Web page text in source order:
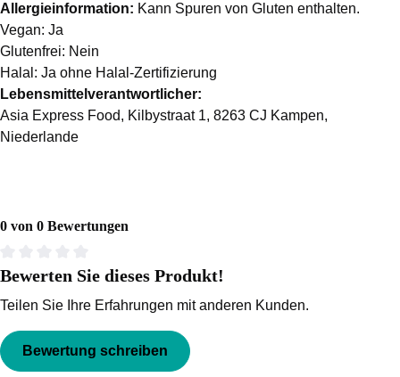
Allergieinformation: Kann Spuren von Gluten enthalten.
Vegan: Ja
Glutenfrei: Nein
Halal: Ja ohne Halal-Zertifizierung
Lebensmittelverantwortlicher:
Asia Express Food, Kilbystraat 1, 8263 CJ Kampen,
Niederlande
0 von 0 Bewertungen
Durchschnittliche Bewertung von 0 von 5 Sternen
Bewerten Sie dieses Produkt!
Teilen Sie Ihre Erfahrungen mit anderen Kunden.
Bewertung schreiben